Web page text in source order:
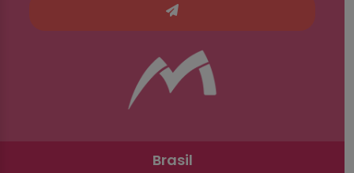
Brasil